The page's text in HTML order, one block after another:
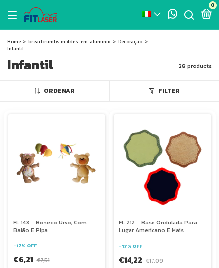
0
Home > breadcrumbs.moldes-em-aluminio > Decoração >
Infantil
Infantil 28 products
ORDENAR FILTER
FL 143 - Boneco Urso, Com
Balão E Pipa
-17% OFF
€6,21 €7,51
FL 212 - Base Ondulada Para
Lugar Americano E Mais
-17% OFF
€14,22 €17,09